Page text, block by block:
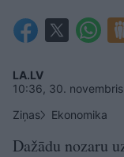
LA.LV
10:36, 30.
Ziņas
Ekonomika
Dažādu nozaru